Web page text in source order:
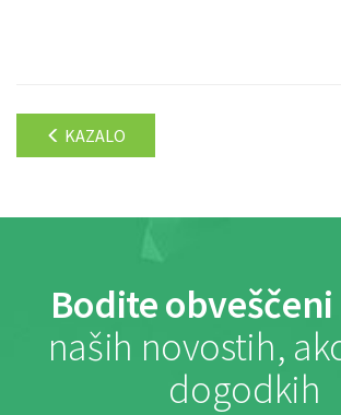
KAZALO
Bodite obveščeni
naših novostih,
dogodkih